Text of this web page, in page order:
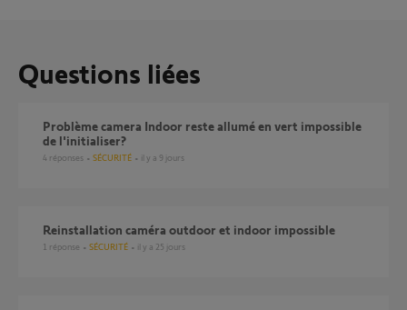
Questions liées
problème camera Indoor reste allumé en vert impossible
de l'initialiser?
4 réponses SÉCURITÉ il y a 9 jours
Reinstallation caméra outdoor et indoor impossible
1 réponse SÉCURITÉ il y a 25 jours